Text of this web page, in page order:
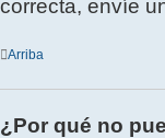
correcta, envíe
Arriba
¿Por qué no